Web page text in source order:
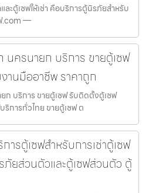
ละตู้เซฟให้เช่า คือบริการตู้นิรภัยสำหรับ
ฟ.com —
นครนายก บริการ ขายตู้เซฟ
นมืออาชีพ ราคาถูก
ก บริการ ขายตู้เซฟ รับติดตั้งตู้เซฟ
การทั่วไทย ขายตู้เซฟ ต
การตู้เซฟสำหรับการเช่าตู้เซฟ
ภัยส่วนตัวและตู้เซฟส่วนตัว ตู้